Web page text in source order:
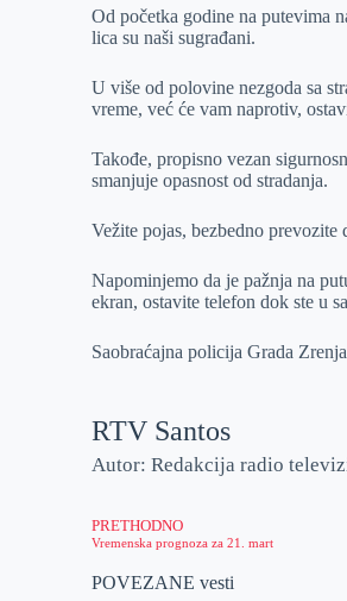
e
I
s
p
p
a
l
Od početka godine na putevima
lica su naši sugrađani.
U više od polovine nezgoda sa
vreme, već će vam naprotiv,
Takođe, propisno vezan
smanjuje opasnost od stradanja.
Vežite pojas, bezbedno prevozite
Napominjemo da je pažnja na
ekran, ostavite telefon dok ste u
Saobraćajna policija Grada
RTV Santos
Autor: Redakcija radio
PRETHODNO
Vremenska prognoza za 21. mart
POVEZANE vesti